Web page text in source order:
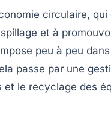
circulaire,
et à
peu à peu
passe par une
et le recyclage des